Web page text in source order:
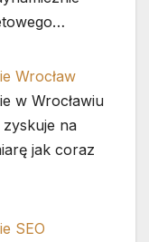
Wrocław
w Wrocławiu
na
jak coraz
SEO